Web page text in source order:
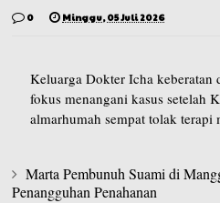
0 Minggu, 05 Juli 2026
Keluarga Dokter Icha keberatan
fokus menangani kasus setelah
almarhumah sempat tolak terapi
Marta Pembunuh Suami di
Penangguhan Penahanan